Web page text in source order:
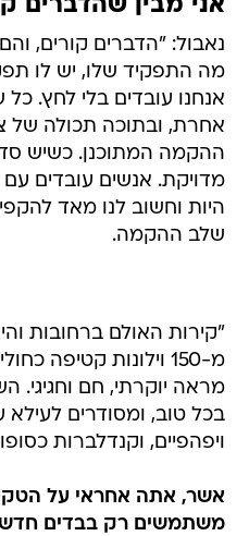
אני מבין שהדברים
נאבול: "הדברים קורים,
מה התפקיד שלו, יש לו
אנחנו עובדים בלי לחץ.
אחרת, ובתוכה תכולה של
ההקמה המתוכנן. כשיש
מדויקת. אנשים עובדים
היות וחשוב לנו מאד
שלב ההקמה.
"קירות האולם ברחובות
מ-150 וילונות קטיפה
מראה יוקרתי, חם וחגיגי.
בכל טוב, ומסודרים לעילא
ויפהפיים, וקנדלברות
אשר, אתה אחראי על
משתמשים רק בבדים